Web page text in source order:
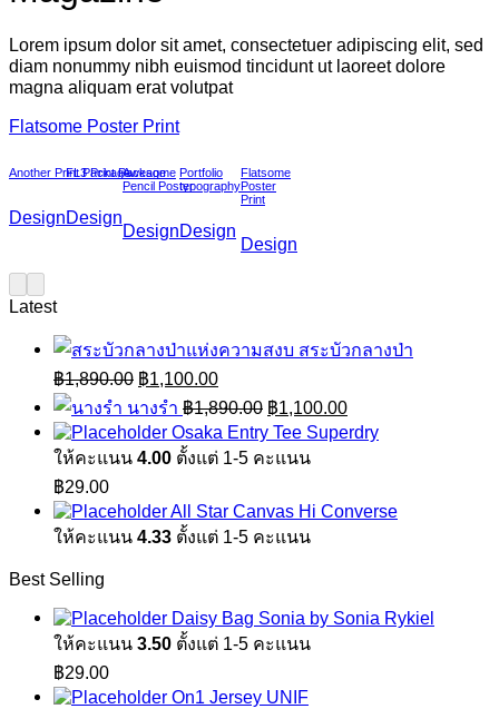
Lorem ipsum dolor sit amet, consectetuer adipiscing elit, sed
diam nonummy nibh euismod tincidunt ut laoreet dolore
magna aliquam erat volutpat
Flatsome Poster Print
Another Print Package
Design
FL3 Print Package
Design
Awesome
Pencil Poster
Design
Portfolio
typography
Design
Flatsome
Poster
Print
Design
Latest
สระบัวกลางป่า
฿1,890.00 Original
price
was:
฿1,890.00.
฿1,100.00Current
price
is:
฿1,100.00.
นางรำ ฿1,890.00 Original
price
was:
฿1,890.00.
฿1,100.00Current
price
is:
Osaka Entry Tee Superdry
ให้คะแนน 4.00 ตั้งแต่ 1-5 คะแนน
฿29.00
All Star Canvas Hi Converse
ให้คะแนน 4.33 ตั้งแต่ 1-5 คะแนน
Best Selling
Daisy Bag Sonia by Sonia Rykiel
ให้คะแนน 3.50 ตั้งแต่ 1-5 คะแนน
฿29.00
On1 Jersey UNIF